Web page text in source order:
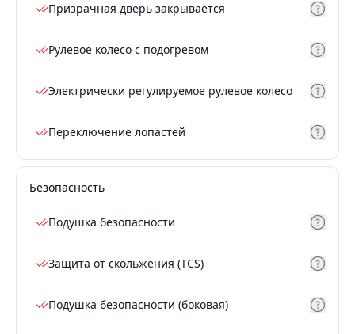
Призрачная дверь закрывается
Рулевое колесо с подогревом
Электрически регулируемое рулевое колесо
Переключение лопастей
Безопасность
Подушка безопасности
Защита от скольжения (TCS)
Подушка безопасности (боковая)